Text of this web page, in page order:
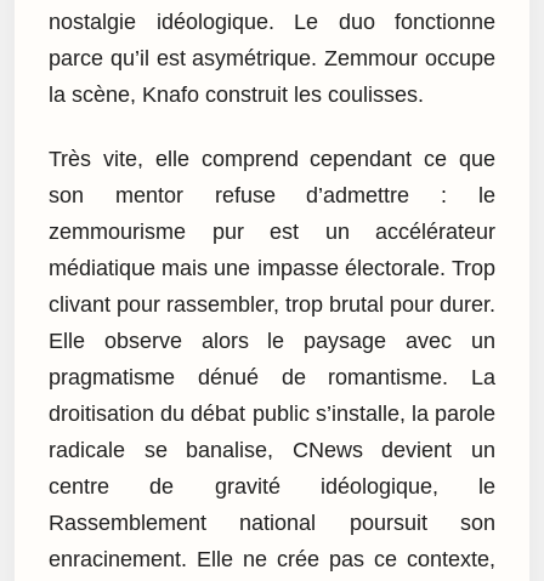
nostalgie idéologique. Le duo fonctionne
parce qu’il est asymétrique. Zemmour occupe
la scène, Knafo construit les coulisses.
Très vite, elle comprend cependant ce que
son mentor refuse d’admettre : le
zemmourisme pur est un accélérateur
médiatique mais une impasse électorale. Trop
clivant pour rassembler, trop brutal pour durer.
Elle observe alors le paysage avec un
pragmatisme dénué de romantisme. La
droitisation du débat public s’installe, la parole
radicale se banalise, CNews devient un
centre de gravité idéologique, le
Rassemblement national poursuit son
enracinement. Elle ne crée pas ce contexte,